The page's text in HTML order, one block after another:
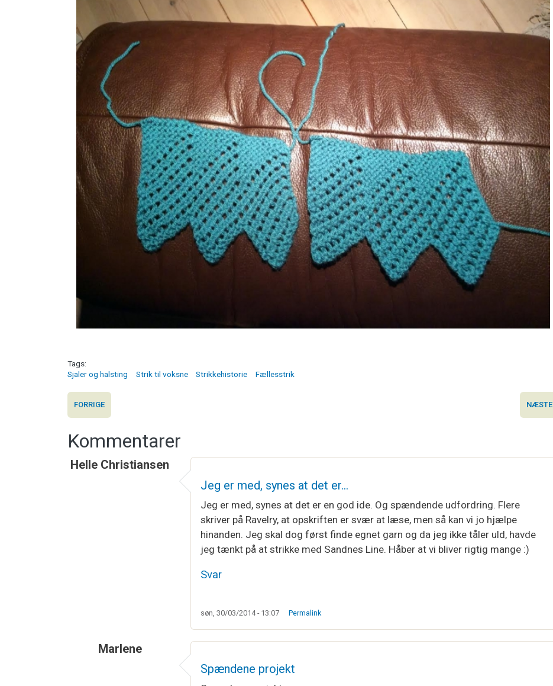
Tags
Sjaler og halsting
Strik til voksne Strikkehistorie Fællesstrik
FORRIGE NÆSTE
Kommentarer
Helle Christiansen
Jeg er med, synes at det er…
Jeg er med, synes at det er en god ide. Og spændende udfordring. Flere
skriver på Ravelry, at opskriften er svær at læse, men så kan vi jo hjælpe
hinanden. Jeg skal dog først finde egnet garn og da jeg ikke tåler uld, havde
jeg tænkt på at strikke med Sandnes Line. Håber at vi bliver rigtig mange :)
Svar
søn, 30/03/2014 - 13:07 Permalink
Marlene
Spændene projekt